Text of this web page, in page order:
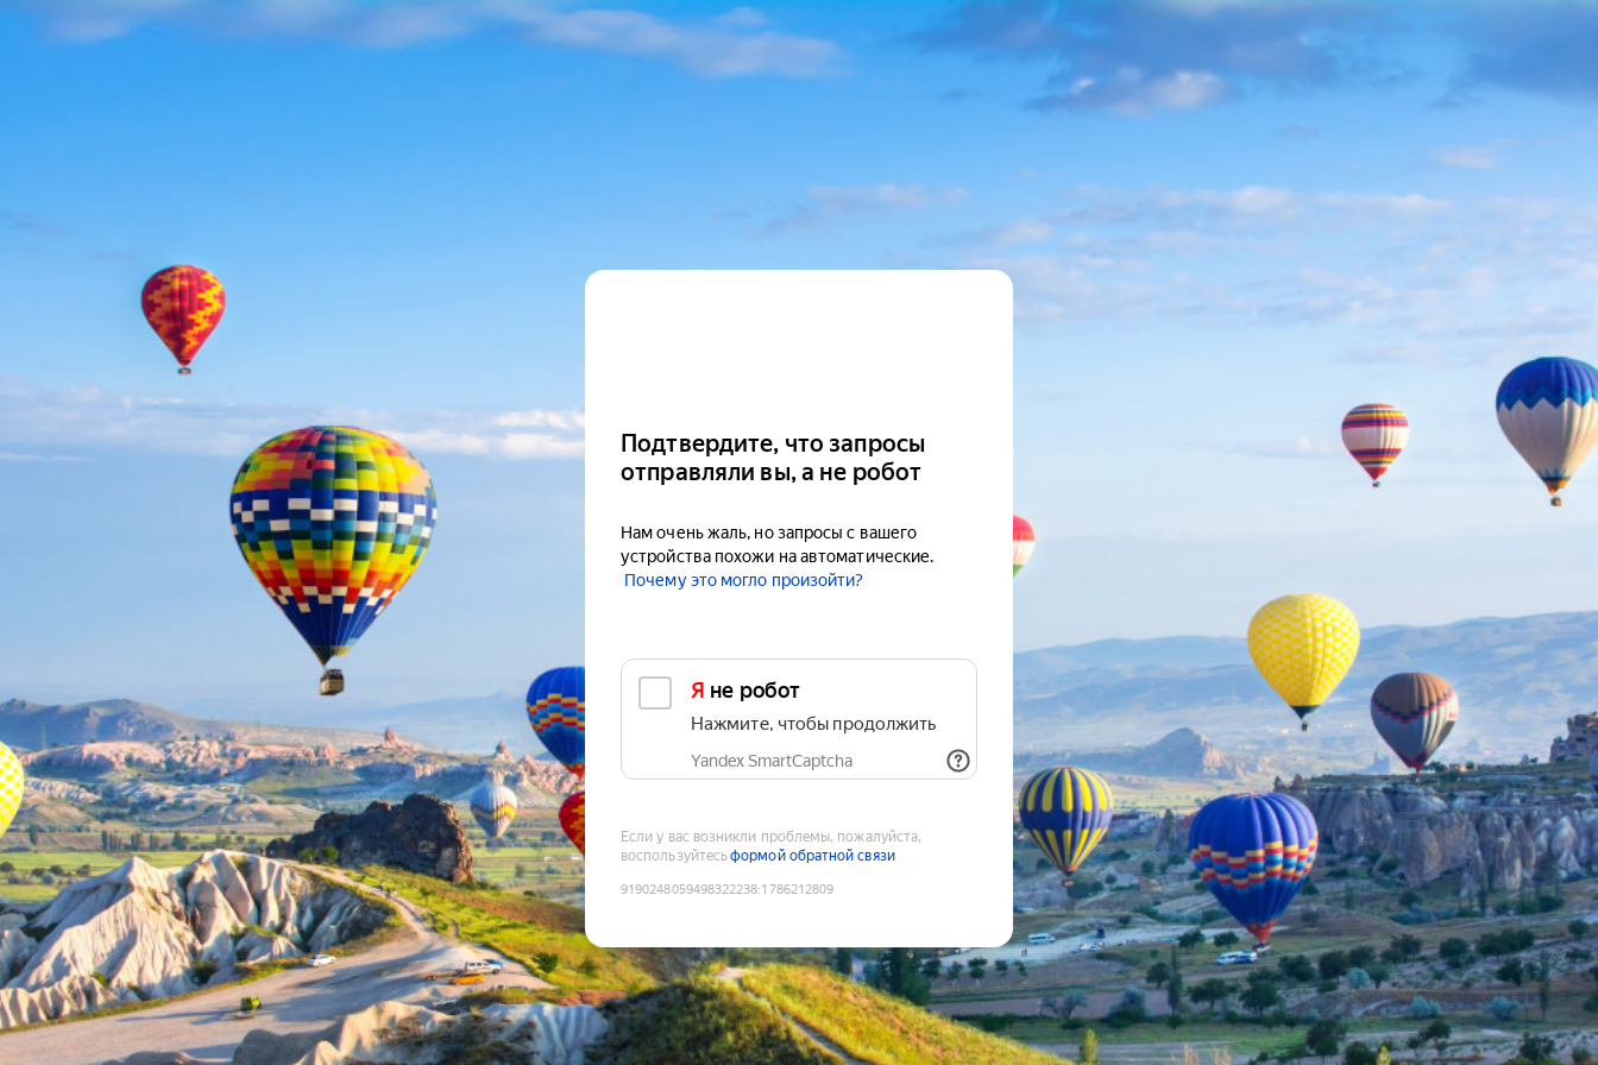
Подтвердите, что запросы
отправляли вы, а не робот
Нам очень жаль, но запросы с вашего
устройства похожи на автоматические.
Почему это могло произойти?
Я не робот
Нажмите, чтобы продолжить
Yandex SmartCaptcha
Если у вас возникли проблемы, пожалуйста,
воспользуйтесьформой обратной связи
9190248059498322238:1786212809